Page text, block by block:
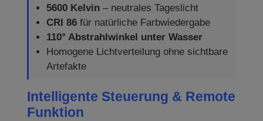
5600 Kelvin – neutrales Tageslicht
CRI 86 für natürliche Farbwiedergabe
110° Abstrahlwinkel unter Wasser
Homogene Lichtverteilung ohne sichtbare
Artefakte
Intelligente Steuerung & Remote
Funktion